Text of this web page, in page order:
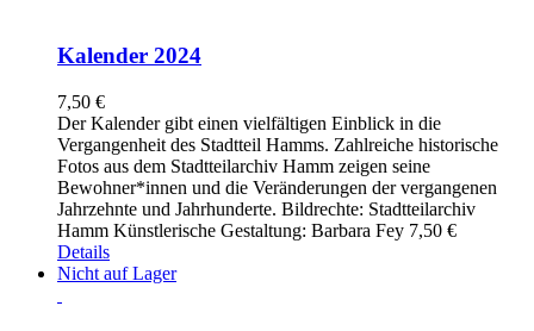
Kalender 2024
7,50 €
Der Kalender gibt einen vielfältigen Einblick in die
Vergangenheit des Stadtteil Hamms. Zahlreiche historische
Fotos aus dem Stadtteilarchiv Hamm zeigen seine
Bewohner*innen und die Veränderungen der vergangenen
Jahrzehnte und Jahrhunderte. Bildrechte: Stadtteilarchiv
Hamm Künstlerische Gestaltung: Barbara Fey 7,50 €
Details
Nicht auf Lager